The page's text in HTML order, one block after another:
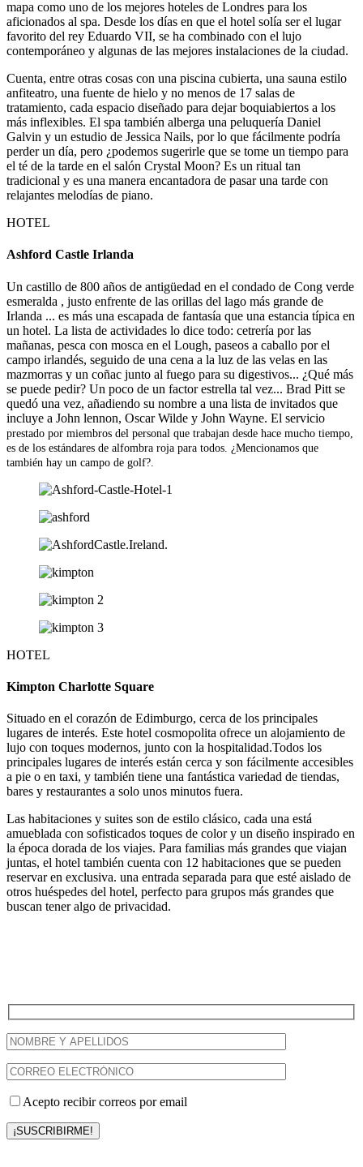
mapa como uno de los mejores hoteles de Londres para los
aficionados al spa. Desde los días en que el hotel solía ser el lugar
favorito del rey Eduardo VII, se ha combinado con el lujo
contemporáneo y algunas de las mejores instalaciones de la ciudad.
Cuenta, entre otras cosas con una piscina cubierta, una sauna estilo
anfiteatro, una fuente de hielo y no menos de 17 salas de
tratamiento, cada espacio diseñado para dejar boquiabiertos a los
más inflexibles. El spa también alberga una peluquería Daniel
Galvin y un estudio de Jessica Nails, por lo que fácilmente podría
perder un día, pero ¿podemos sugerirle que se tome un tiempo para
el té de la tarde en el salón Crystal Moon? Es un ritual tan
tradicional y es una manera encantadora de pasar una tarde con
relajantes melodías de piano.
HOTEL
Ashford Castle Irlanda
Un castillo de 800 años de antigüedad en el condado de Cong verde
esmeralda , justo enfrente de las orillas del lago más grande de
Irlanda ... es más una escapada de fantasía que una estancia típica en
un hotel. La lista de actividades lo dice todo: cetrería por las
mañanas, pesca con mosca en el Lough, paseos a caballo por el
campo irlandés, seguido de una cena a la luz de las velas en las
mazmorras y un coñac junto al fuego para su digestivos... ¿Qué más
se puede pedir? Un poco de un factor estrella tal vez... Brad Pitt se
quedó una vez, añadiendo su nombre a una lista de invitados que
incluye a John lennon, Oscar Wilde y John Wayne. El servicio
prestado por miembros del personal que trabajan desde hace mucho tiempo,
es de los estándares de alfombra roja para todos. ¿Mencionamos que
también hay un campo de golf?.
HOTEL
Kimpton Charlotte Square
Situado en el corazón de Edimburgo, cerca de los principales
lugares de interés. Este hotel cosmopolita ofrece un alojamiento de
lujo con toques modernos, junto con la hospitalidad.Todos los
principales lugares de interés están cerca y son fácilmente accesibles
a pie o en taxi, y también tiene una fantástica variedad de tiendas,
bares y restaurantes a solo unos minutos fuera.
Las habitaciones y suites son de estilo clásico, cada una está
amueblada con sofisticados toques de color y un diseño inspirado en
la época dorada de los viajes. Para familias más grandes que viajan
juntas, el hotel también cuenta con 12 habitaciones que se pueden
reservar en exclusiva. una entrada separada para que esté aislado de
otros huéspedes del hotel, perfecto para grupos más grandes que
buscan tener algo de privacidad.
Acepto recibir correos por email